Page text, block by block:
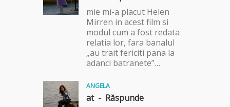
mie mi-a placut Helen
Mirren in acest film si
modul cum a fost redata
relatia lor, fara banalul
„au trait fericiti pana la
adanci batranete”…
ANGELA
at - Răspunde